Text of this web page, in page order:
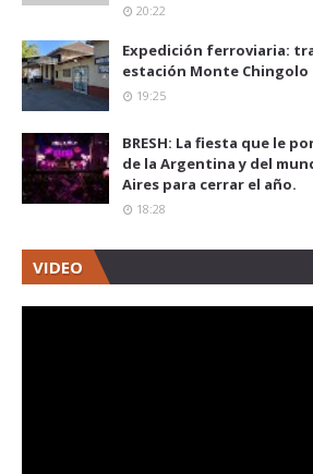
20:22
Expedición ferroviaria:
estación Monte Chingolo
19:25
BRESH: La fiesta que le
de la Argentina y del
Aires para cerrar el año.
18:28
VIDEO